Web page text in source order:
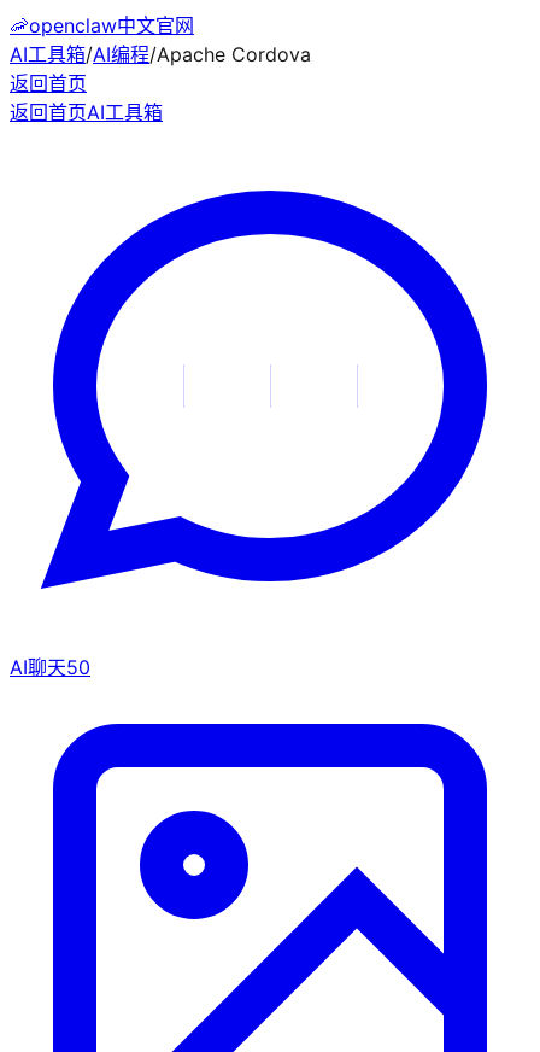
🦐openclaw中文官网
AI工具箱/AI编程/Apache Cordova
返回首页
返回首页AI工具箱
AI聊天50